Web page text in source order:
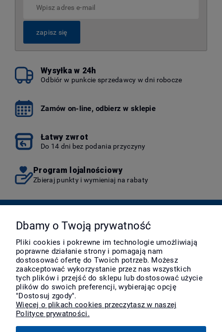
zapisz się
Wysyłka w 24h
Odbiór w punkcie sprzedawcy w dni robocze
Zamów on-line, odbierz w sklepie
Łatwy zwrot
Do 14 dni bez podania przyczyny
Program lojalnościowy
Zbieraj punkty i wymieniaj na rabaty
Pomoc
Moje konto
Płatności i dostawa
Dbamy o Twoją prywatność
Pliki cookies i pokrewne im technologie umożliwiają
poprawne działanie strony i pomagają nam
dostosować ofertę do Twoich potrzeb. Możesz
zaakceptować wykorzystanie przez nas wszystkich
tych plików i przejść do sklepu lub dostosować użycie
plików do swoich preferencji, wybierając opcję
"Dostosuj zgody".
Więcej o plikach cookies przeczytasz w naszej
Polityce prywatności.